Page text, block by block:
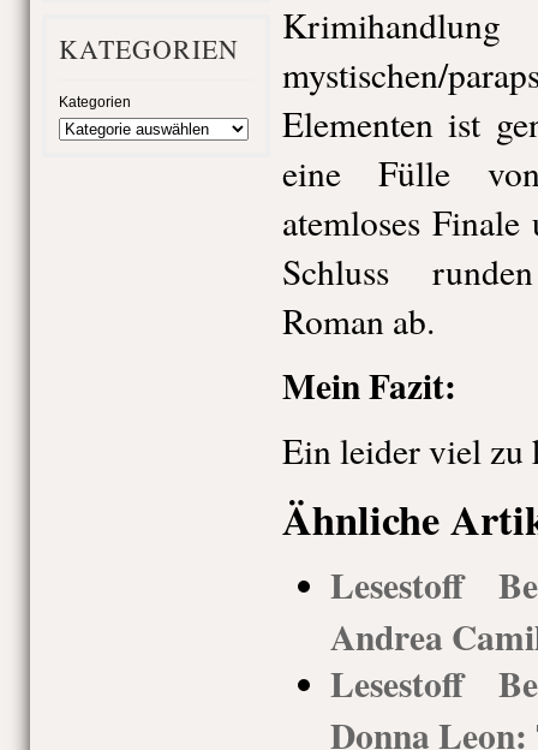
KATEGORIEN
Kategorien
mystischen/
Elementen ist
eine Fülle
atemloses
Schluss
Roman ab.
Mein Fazit:
Ein leider viel zu
Ähnliche
Lesestoff
Andrea
Lesestoff
Donna